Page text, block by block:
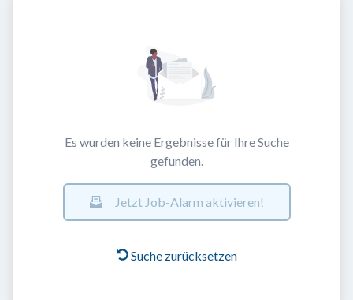
Es wurden keine Ergebnisse für Ihre Suche
gefunden.
Jetzt Job-Alarm aktivieren!
Suche zurücksetzen